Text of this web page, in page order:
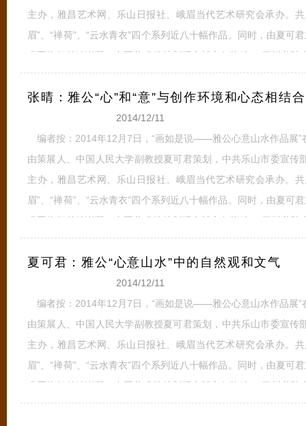
主办，雅昌艺术网、乐山日报社、峨眉当代艺术研究会承办。
眉”、“禅荷”、“云水青衣”四个系列近八十幅作品。同时，由夏可
术网执行总编谢慕、中国美术馆策划研究部主任张晴、 四川美
馆青年学者、批评家王萌、中国艺术研究院研究生院美术系教授
术学院美术馆学术部副教授王春 全文
张晴：雅公“心”和“意”与创作环境和心态相结合
2014/12/11
编者按：2014年12月7日，“画如是说——雅公心意山水作品展”
由策展人、中国人民大学副教授夏可君策划，中共乐山市委宣传
主办，雅昌艺术网、乐山日报社、峨眉当代艺术研究会承办。
眉”、“禅荷”、“云水青衣”四个系列近八十幅作品。同时，由夏可
术网执行总编谢慕、中国美术馆策划研究部主任张晴、 四川美
馆青年学者、批评家王萌、中国艺术研究院研究生院美术系教授
术学院美术馆学术部副教授王春 全文
夏可君：雅公“心意山水”中的自然观和文气
2014/12/11
编者按：2014年12月7日，“画如是说——雅公心意山水作品展”
由策展人、中国人民大学副教授夏可君策划，中共乐山市委宣传
主办，雅昌艺术网、乐山日报社、峨眉当代艺术研究会承办。
眉”、“禅荷”、“云水青衣”四个系列近八十幅作品。同时，由夏可
术网执行总编谢慕、中国美术馆策划研究部主任张晴、 四川美
馆青年学者、批评家王萌、中国艺术研究院研究生院美术系教授